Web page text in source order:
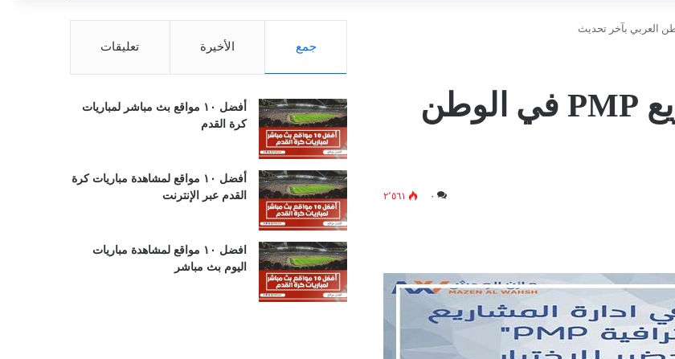
أفضل مدربين ادارة مشاريع PMP في الوطن
٠ ٢٬٥٦١
جمع الأخيرة تعليقات
أفضل ١٠ مواقع بث مباشر لمباريات
كرة القدم
أفضل ١٠ مواقع لمشاهدة مباريات كرة
القدم عبر الإنترنت
افضل ١٠ مواقع لمشاهدة مباريات
اليوم بث مباشر